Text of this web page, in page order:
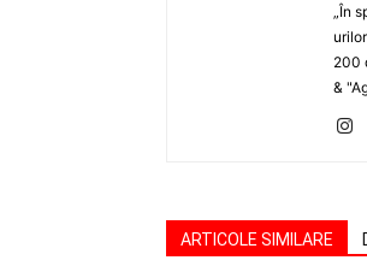
„În
200
&
ARTICOLE SIMILARE